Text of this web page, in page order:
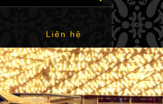
Liên hệ